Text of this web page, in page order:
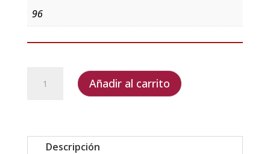
96
2018
Añadir al carrito
Descripción